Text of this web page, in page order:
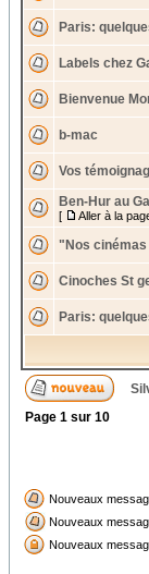
Paris:
Labels chez
Bienvenue
b-mac
Vos
Ben-Hur au
[ Aller à la
"Nos
Cinoches St
Paris:
Page 1 sur 10
Nouveaux
Nouveaux
Nouveaux